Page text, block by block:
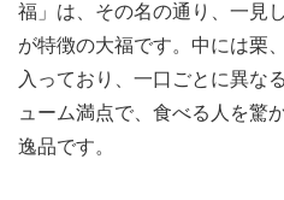
福」は、その名の通り、一見
が特徴の大福です。中には栗
入っており、一口ごとに異な
ューム満点で、食べる人を驚
逸品です。